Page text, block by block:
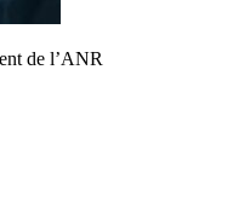
de l’ANR